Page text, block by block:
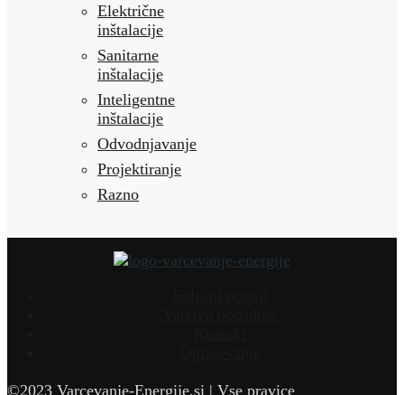
Električne
inštalacije
Sanitarne
inštalacije
Inteligentne
inštalacije
Odvodnjavanje
Projektiranje
Razno
©2023 Varcevanje-Energije.si | Vse pravice